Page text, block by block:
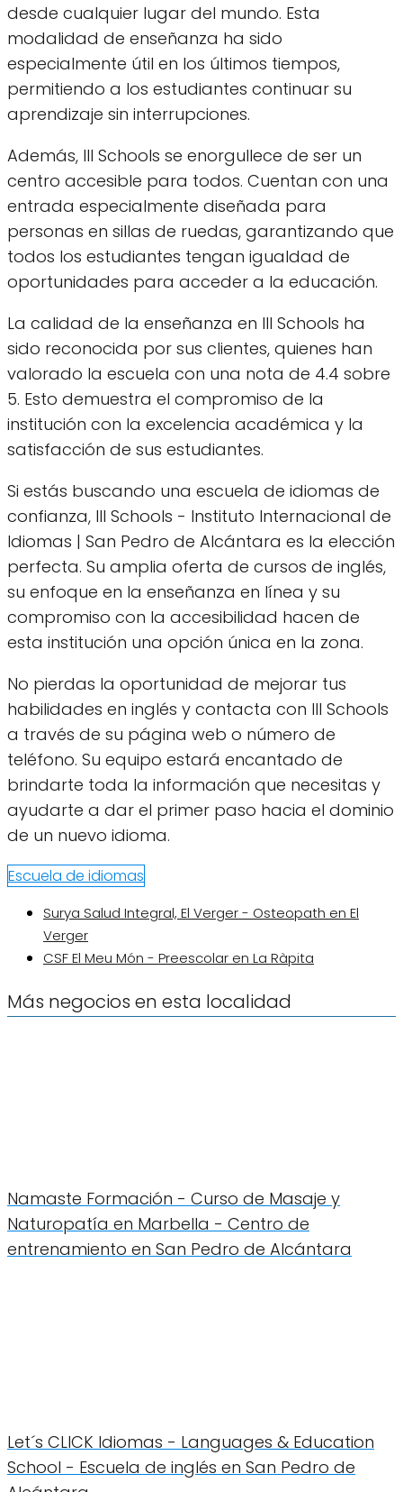
desde cualquier lugar del mundo. Esta
modalidad de enseñanza ha sido
especialmente útil en los últimos tiempos,
permitiendo a los estudiantes continuar su
aprendizaje sin interrupciones.
Además, III Schools se enorgullece de ser un
centro accesible para todos. Cuentan con una
entrada especialmente diseñada para
personas en sillas de ruedas, garantizando que
todos los estudiantes tengan igualdad de
oportunidades para acceder a la educación.
La calidad de la enseñanza en III Schools ha
sido reconocida por sus clientes, quienes han
valorado la escuela con una nota de 4.4 sobre
5. Esto demuestra el compromiso de la
institución con la excelencia académica y la
satisfacción de sus estudiantes.
Si estás buscando una escuela de idiomas de
confianza, III Schools - Instituto Internacional de
Idiomas | San Pedro de Alcántara es la elección
perfecta. Su amplia oferta de cursos de inglés,
su enfoque en la enseñanza en línea y su
compromiso con la accesibilidad hacen de
esta institución una opción única en la zona.
No pierdas la oportunidad de mejorar tus
habilidades en inglés y contacta con III Schools
a través de su página web o número de
teléfono. Su equipo estará encantado de
brindarte toda la información que necesitas y
ayudarte a dar el primer paso hacia el dominio
de un nuevo idioma.
Escuela de idiomas
Surya Salud Integral, El Verger - Osteopath en El
Verger
CSF El Meu Món - Preescolar en La Ràpita
Más negocios en esta localidad
Namaste Formación - Curso de Masaje y
Naturopatía en Marbella - Centro de
entrenamiento en San Pedro de Alcántara
Let´s CLICK Idiomas - Languages & Education
School - Escuela de inglés en San Pedro de